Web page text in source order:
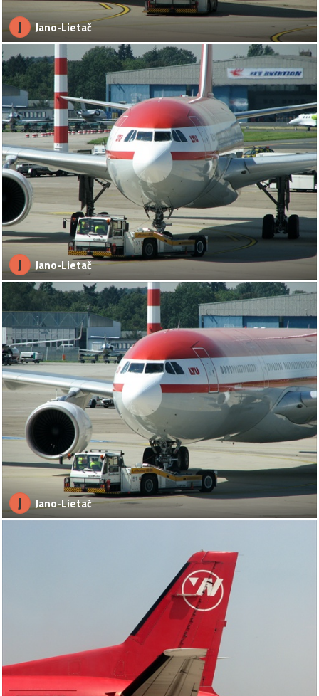
J Jano-Lietač
J Jano-Lietač
J Jano-Lietač